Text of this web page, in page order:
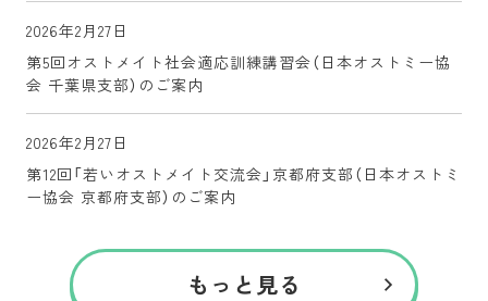
2026年2月27日
第5回オストメイト社会適応訓練講習会（日本オストミー協
会 千葉県支部）のご案内
2026年2月27日
第12回「若いオストメイト交流会」京都府支部（日本オストミ
ー協会 京都府支部）のご案内
もっと見る